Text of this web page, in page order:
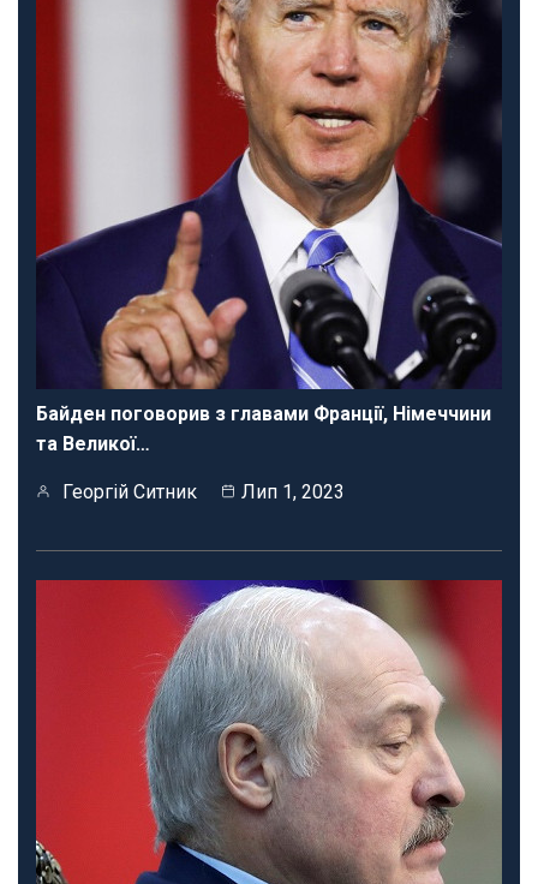
Байден поговорив з главами Франції, Німеччини
та Великої…
Георгій Ситник Лип 1, 2023